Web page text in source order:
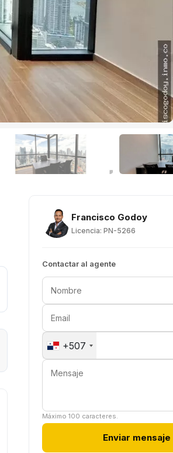
Francisco Godoy
Licencia: PN-5266
Contactar al agente
+507
Máximo 100 caracteres.
Enviar mensaje